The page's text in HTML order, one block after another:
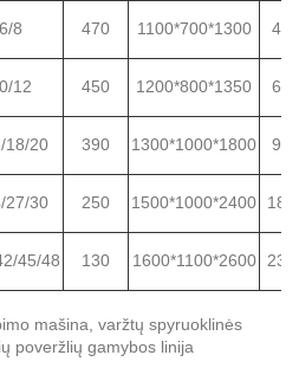
8 470 1100*700*1300 400
12 450 1200*800*1350 600
18/20 390 1300*1000*1800 900
27/30 250 1500*1000*2400
45/48 130 1600*1100*2600
mašina, varžtų spyruoklinės
poveržlių gamybos linija